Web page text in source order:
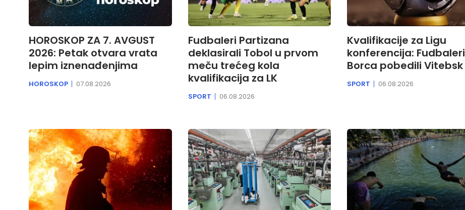
HOROSKOP ZA 7. AVGUST
2026: Petak otvara vrata
lepim iznenađenjima
HOROSKOP 07.08.2026
Fudbaleri Partizana
deklasirali Tobol u prvom
meču trećeg kola
kvalifikacija za LK
SPORT 06.08.2026
Kvalifikacije za Ligu
konferencija: Fudbaleri
Borca pobedili Vitebsk
SPORT 06.08.2026